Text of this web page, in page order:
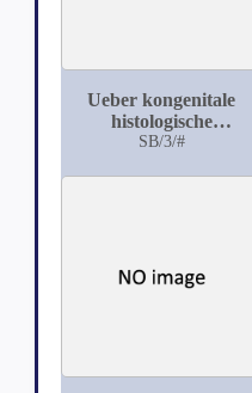
Ueber kongenitale
histologische
Leberanomalien
SB/3/#